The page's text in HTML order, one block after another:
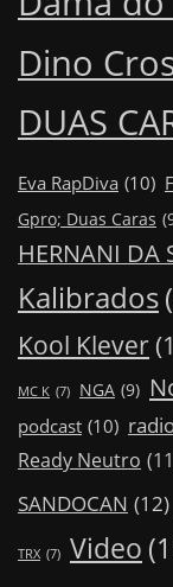
Dino
DUAS
Eva RapDiva (10)
Gpro; Duas Caras
HERNANI DA
Kalibrados
Kool Klever
MC K (7) NGA (9)
podcast (10)
Ready Neutro
SANDOCAN (12)
TRX (7) Video